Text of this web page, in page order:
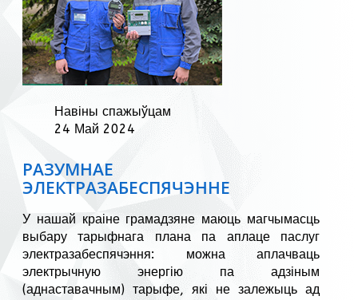
Навіны спажыўцам
24 Май 2024
РАЗУМНАЕ
ЭЛЕКТРАЗАБЕСПЯЧЭННЕ
У нашай краіне грамадзяне маюць магчымасць
выбару тарыфнага плана па аплаце паслуг
электразабеспячэння: можна аплачваць
электрычную энергію па адзіным
(аднаставачным) тарыфе, які не залежыць ад